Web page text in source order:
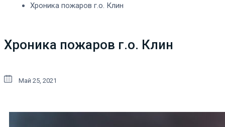
Хроника пожаров г.о. Клин
Хроника пожаров г.о. Клин
Май 25, 2021